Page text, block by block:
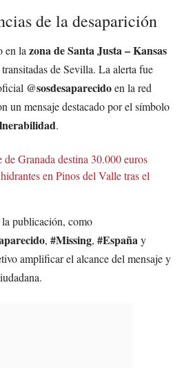
de la desaparición
en la zona de Santa Justa – Kansas
transitadas de Sevilla. La alerta fue
@sosdesaparecidoen la red
un mensaje destacado por el símbolo
.
de Granada destina 30.000 euros
en Pinos del Valle tras el
publicación, como
, #Missing, #España y
amplificar el alcance del mensaje y